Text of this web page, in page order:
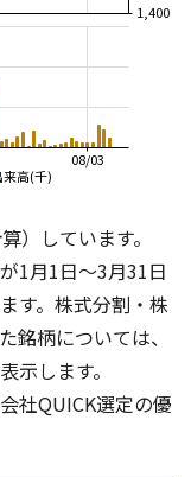
来高(千)
08/03
1,400
1,000
1,400
1,600
1,800
500
1,500
2,500
3,000
3,500
）しています。
1月1日～3月31日
す。株式分割・株
銘柄については、
示します。
社QUICK選定の優